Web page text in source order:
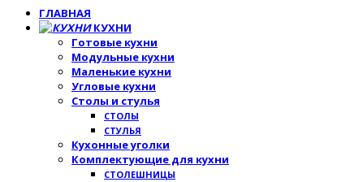
ГЛАВНАЯ
КУХНИ
Готовые кухни
Модульные кухни
Маленькие кухни
Угловые кухни
Столы и стулья
СТОЛЫ
СТУЛЬЯ
Кухонные уголки
Комплектующие для кухни
СТОЛЕШНИЦЫ